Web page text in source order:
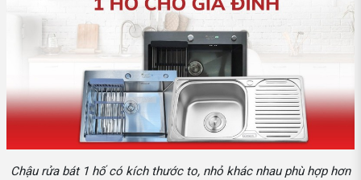
Chậu rửa bát 1 hố có kích thước to, nhỏ khác nhau phù hợp hơn